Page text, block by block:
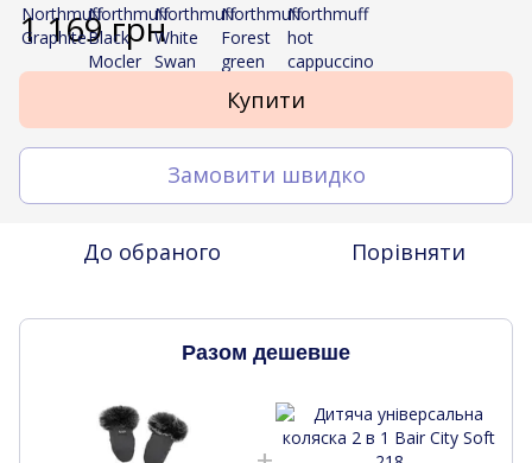
1 169 грн
Купити
Замовити швидко
До обраного Порівняти
Разом дешевше